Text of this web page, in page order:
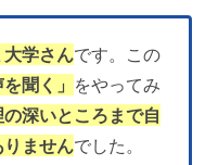
学さんです。この
聞く」 をやってみ
深いところまで自
ませんでした。